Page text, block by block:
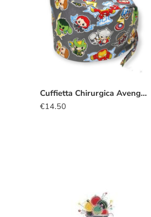
Cuffietta Chirurgica Avengers Kawaii grigio
€14.50